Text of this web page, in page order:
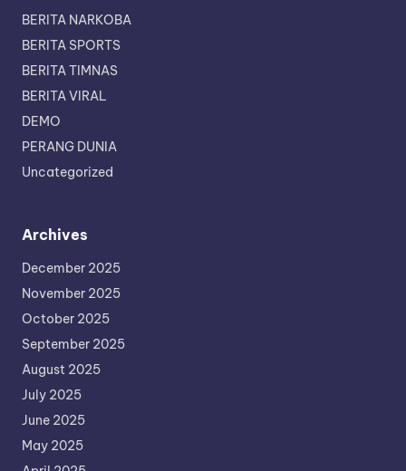
BERITA NARKOBA
BERITA SPORTS
BERITA TIMNAS
BERITA VIRAL
DEMO
PERANG DUNIA
Uncategorized
Archives
December 2025
November 2025
October 2025
September 2025
August 2025
July 2025
June 2025
May 2025